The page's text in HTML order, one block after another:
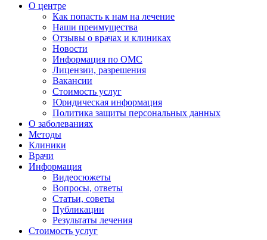
О центре
Как попасть к нам на лечение
Наши преимущества
Отзывы о врачах и клиниках
Новости
Информация по ОМС
Лицензии, разрешения
Вакансии
Стоимость услуг
Юридическая информация
Политика защиты персональных данных
О заболеваниях
Методы
Клиники
Врачи
Информация
Видеосюжеты
Вопросы, ответы
Статьи, советы
Публикации
Результаты лечения
Стоимость услуг